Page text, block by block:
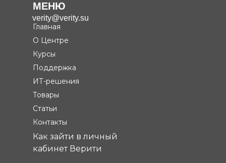
Как зайти в личный
кабинет Верити
МЕНЮ
verity@verity.su
Главная
О Центре
Курсы
Статьи
Контакты
Поддержка
ИТ-решения
Товары